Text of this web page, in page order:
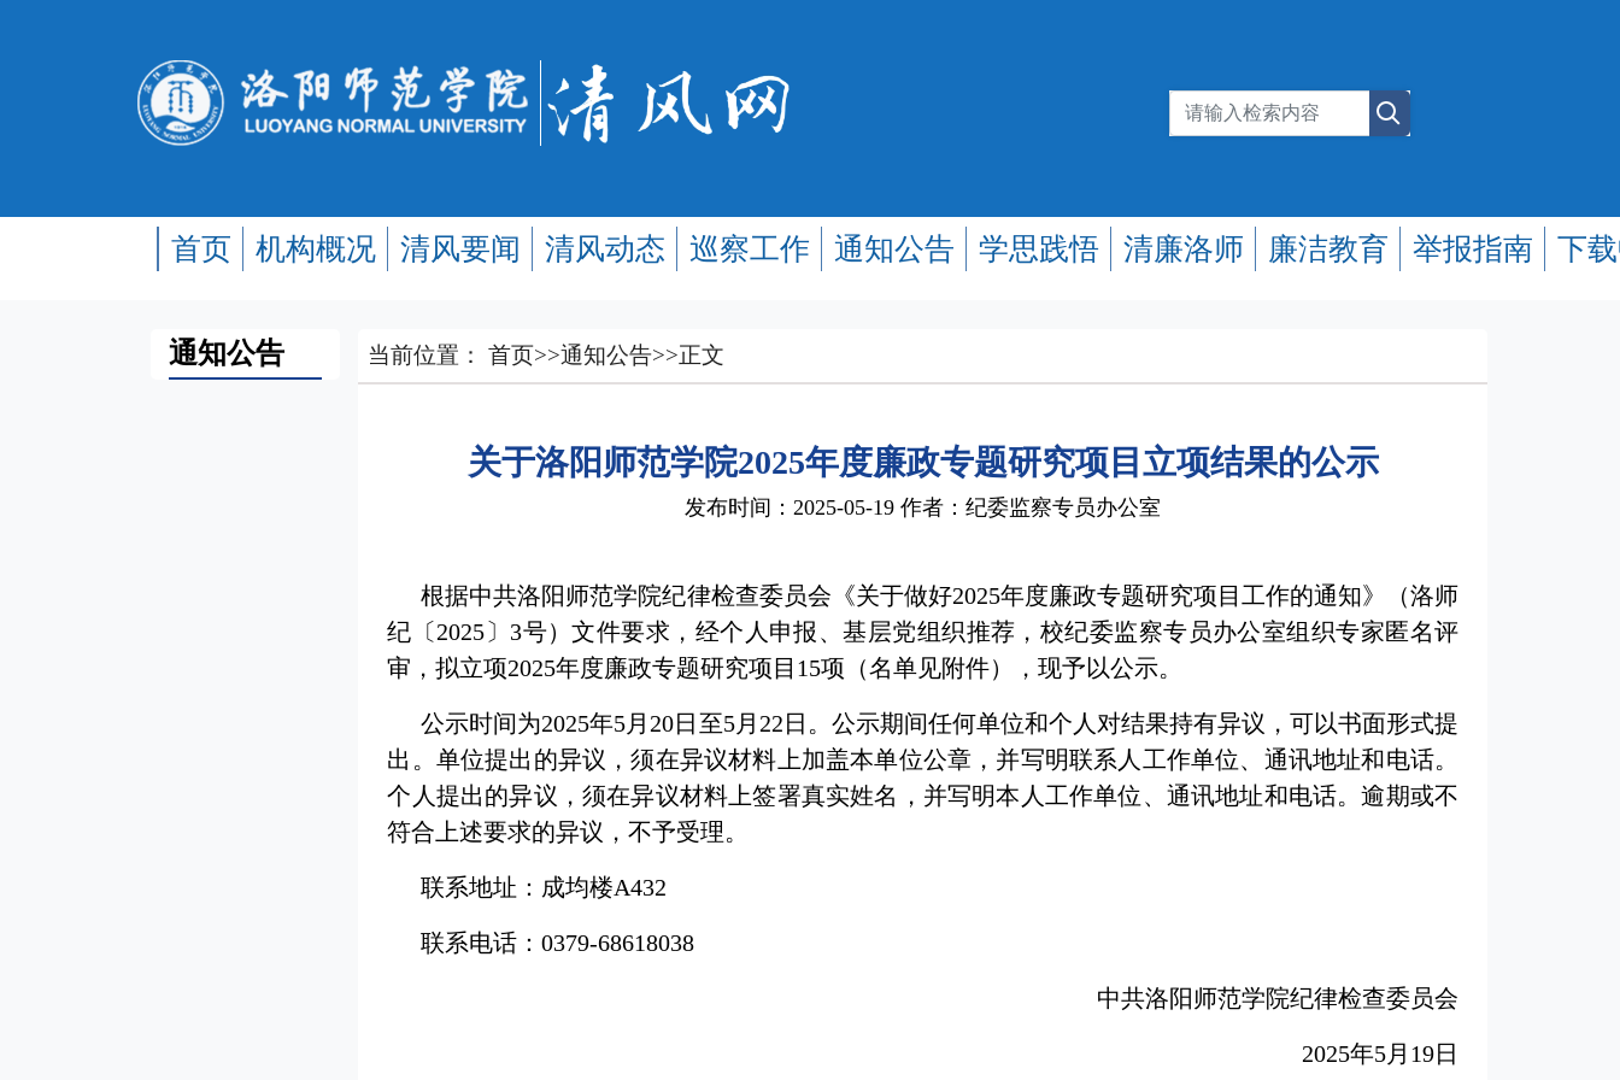
首页 机构概况 清风要闻 清风动态 巡察工作 通知公告 学思践悟 清廉洛师 廉洁教育 举报指南 下
通知公告 当前位置：首页>>通知公告>>正文
关于洛阳师范学院2025年度廉政专题研究项目立项结果的公示
发布时间：2025-05-19 作者：纪委监察专员办公室
根据中共洛阳师范学院纪律检查委员会《关于做好2025年度廉政专题研究项目工作的通知》（洛师
纪〔2025〕3号）文件要求，经个人申报、基层党组织推荐，校纪委监察专员办公室组织专家匿名评
审，拟立项2025年度廉政专题研究项目15项（名单见附件），现予以公示。
公示时间为2025年5月20日至5月22日。公示期间任何单位和个人对结果持有异议，可以书面形式提
出。单位提出的异议，须在异议材料上加盖本单位公章，并写明联系人工作单位、通讯地址和电话。
个人提出的异议，须在异议材料上签署真实姓名，并写明本人工作单位、通讯地址和电话。逾期或不
符合上述要求的异议，不予受理。
联系地址：成均楼A432
联系电话：0379-68618038
中共洛阳师范学院纪律检查委员会
2025年5月19日